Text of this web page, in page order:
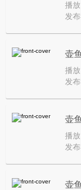
全
播
发布
壶
第
播
发布
壶
第
播
发布
壶